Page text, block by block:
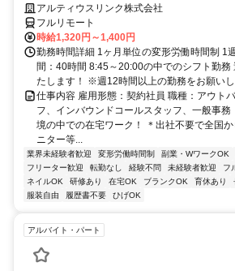
アルティウスリンク株式会社
フルリモート
時給1,320円～1,400円
勤務時間詳細 1ヶ月単位の変形労働時間制 1
間：40時間 8:45～20:00の中でのシフト勤務
たします！ ※週12時間以上の勤務をお願い
仕事内容 雇用形態：契約社員 職種：アウト
フ、インバウンドコールスタッフ、一般事務
境の中での在宅ワーク！ ＊出社不要で全国
ニター等...
業界未経験者歓迎 変形労働時間制 副業・WワークOK
フリーター歓迎
転勤なし 経験不問 未経験者歓迎 フ
ネイルOK
研修あり 在宅OK ブランクOK 育休あり
服装自由
履歴書不要 ひげOK
アルバイト・パート